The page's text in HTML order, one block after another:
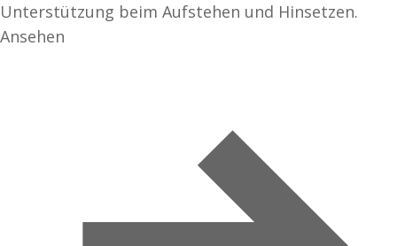
Unterstützung beim Aufstehen und Hinsetzen.
Ansehen